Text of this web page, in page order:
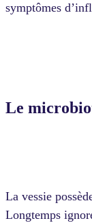
symptômes
Le
La vessie
Longtemps